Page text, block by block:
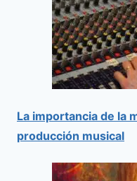
La importancia de la
producción musical